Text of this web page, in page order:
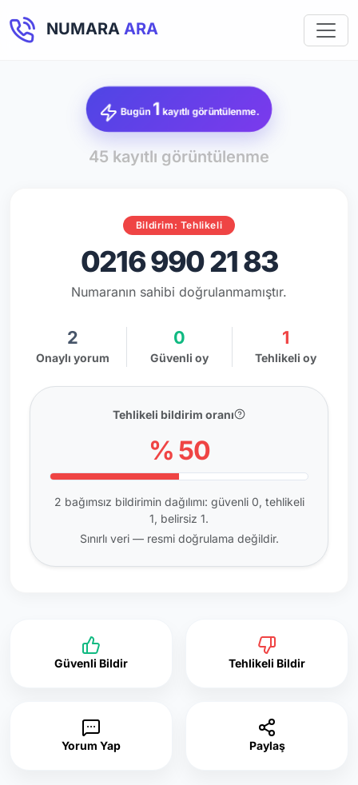
NUMARA ARA
Bugün 1 kayıtlı görüntülenme.
45 kayıtlı görüntülenme
Bildirim: Tehlikeli
0216 990 21 83
Numaranın sahibi doğrulanmamıştır.
2
Onaylı yorum
0
Güvenli oy
1
Tehlikeli oy
Tehlikeli bildirim oranı
% 50
2 bağımsız bildirimin dağılımı: güvenli 0, tehlikeli
1, belirsiz 1.
Sınırlı veri — resmi doğrulama değildir.
Güvenli Bildir Tehlikeli Bildir
Yorum Yap Paylaş